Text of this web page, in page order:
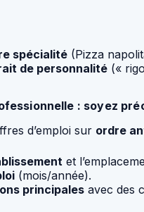
spécialité (Pizza
de personnalité («
: soyez
d’emploi sur ordre
et
(mois/année).
principales avec des